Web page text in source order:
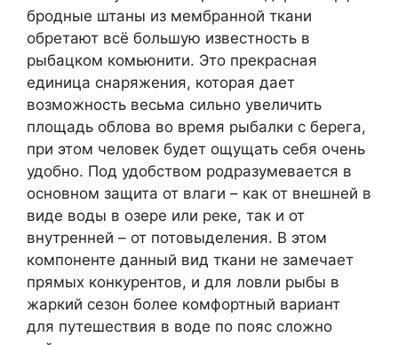
бродные штаны из мембранной ткани
обретают всё большую известность в
рыбацком комьюнити. Это прекрасная
единица снаряжения, которая дает
возможность весьма сильно увеличить
площадь облова во время рыбалки с берега,
при этом человек будет ощущать себя очень
удобно. Под удобством родразумевается в
основном защита от влаги – как от внешней в
виде воды в озере или реке, так и от
внутренней – от потовыделения. В этом
компоненте данный вид ткани не замечает
прямых конкурентов, и для ловли рыбы в
жаркий сезон более комфортный вариант
для путешествия в воде по пояс сложно